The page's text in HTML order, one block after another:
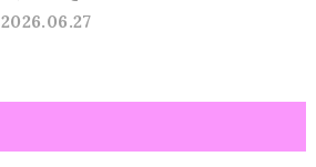
2026.06.27